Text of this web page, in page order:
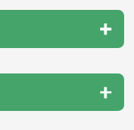
見積もりサポート
サンプル貸出依頼
会員登録のすすめ
商品の選び方